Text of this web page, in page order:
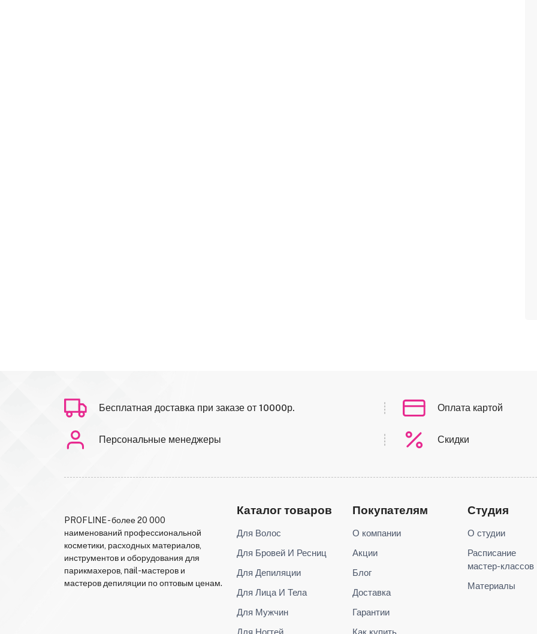
Бесплатная доставка при заказе от 10000р. Оплата картой
Персональные менеджеры Скидки
PROFLINE - более 20 000
наименований профессиональной
косметики, расходных материалов,
инструментов и оборудования для
парикмахеров, nail-мастеров и
мастеров депиляции по оптовым ценам.
Каталог товаров
Для Волос
Для Бровей И Ресниц
Для Депиляции
Для Лица И Тела
Для Мужчин
Для Ногтей
Покупателям
О компании
Акции
Блог
Доставка
Гарантии
Как купить
Студия
О студии
Расписание
мастер-классов
Материалы